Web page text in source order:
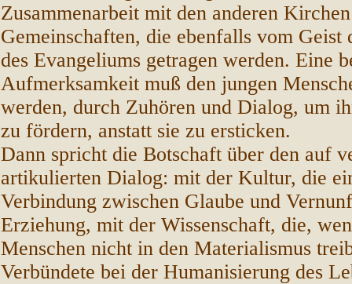
Zusammenarbeit mit den anderen
Gemeinschaften, die ebenfalls vom Geist
des Evangeliums getragen werden. Eine
Aufmerksamkeit muß den jungen
werden, durch Zuhören und Dialog, um
zu fördern, anstatt sie zu ersticken.
Dann spricht die Botschaft über den auf
artikulierten Dialog: mit der Kultur, die
Verbindung zwischen Glaube und
Erziehung, mit der Wissenschaft, die,
Menschen nicht in den Materialismus
Verbündete bei der Humanisierung des